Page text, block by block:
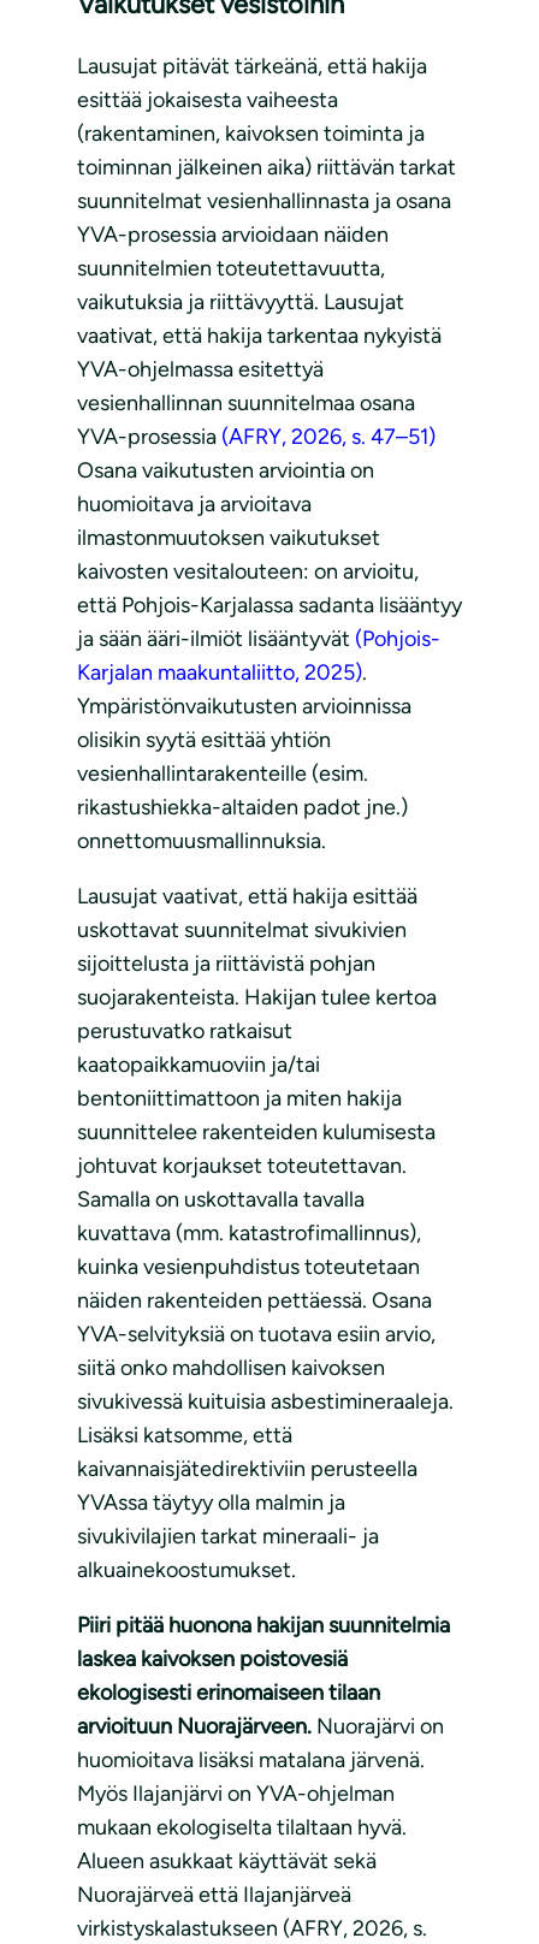
Lausujat pitävät tärkeänä, että hakija
esittää jokaisesta vaiheesta
(rakentaminen, kaivoksen toiminta ja
toiminnan jälkeinen aika) riittävän tarkat
suunnitelmat vesienhallinnasta ja osana
YVA-prosessia arvioidaan näiden
suunnitelmien toteutettavuutta,
vaikutuksia ja riittävyyttä. Lausujat
vaativat, että hakija tarkentaa nykyistä
YVA-ohjelmassa esitettyä
vesienhallinnan suunnitelmaa osana
YVA-prosessia (AFRY, 2026, s. 47–51)
Osana vaikutusten arviointia on
huomioitava ja arvioitava
ilmastonmuutoksen vaikutukset
kaivosten vesitalouteen: on arvioitu,
että Pohjois-Karjalassa sadanta lisääntyy
ja sään ääri-ilmiöt lisääntyvät (Pohjois-
Karjalan maakuntaliitto, 2025).
Ympäristönvaikutusten arvioinnissa
olisikin syytä esittää yhtiön
vesienhallintarakenteille (esim.
rikastushiekka-altaiden padot jne.)
onnettomuusmallinnuksia.
Lausujat vaativat, että hakija esittää
uskottavat suunnitelmat sivukivien
sijoittelusta ja riittävistä pohjan
suojarakenteista. Hakijan tulee kertoa
perustuvatko ratkaisut
kaatopaikkamuoviin ja/tai
bentoniittimattoon ja miten hakija
suunnittelee rakenteiden kulumisesta
johtuvat korjaukset toteutettavan.
Samalla on uskottavalla tavalla
kuvattava (mm. katastrofimallinnus),
kuinka vesienpuhdistus toteutetaan
näiden rakenteiden pettäessä. Osana
YVA-selvityksiä on tuotava esiin arvio,
siitä onko mahdollisen kaivoksen
sivukivessä kuituisia asbestimineraaleja.
Lisäksi katsomme, että
kaivannaisjätedirektiviin perusteella
YVAssa täytyy olla malmin ja
sivukivilajien tarkat mineraali- ja
alkuainekoostumukset.
Piiri pitää huonona hakijan suunnitelmia
laskea kaivoksen poistovesiä
ekologisesti erinomaiseen tilaan
arvioituun Nuorajärveen. Nuorajärvi on
huomioitava lisäksi matalana järvenä.
Myös Ilajanjärvi on YVA-ohjelman
mukaan ekologiselta tilaltaan hyvä.
Alueen asukkaat käyttävät sekä
Nuorajärveä että Ilajanjärveä
virkistyskalastukseen (AFRY, 2026, s.